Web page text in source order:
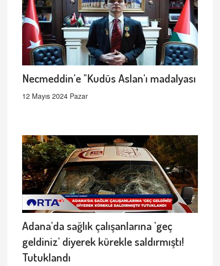
Necmeddin'e "Kudüs Aslan'ı madalyası
12 Mayıs 2024 Pazar
Adana'da sağlık çalışanlarına 'geç
geldiniz' diyerek kürekle saldırmıştı!
Tutuklandı